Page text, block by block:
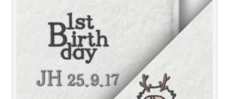
폴라비 플레이키트 6개월 12개월 18개월 나무 블럭 돌아기
장난감 세트, 1개, 18-24개월 세트
파트너스 활동을 통해 일정액의 수수료를 제공받을 수 있습니다.